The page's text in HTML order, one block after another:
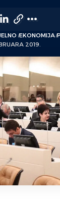
EKONOMIJA
2019.